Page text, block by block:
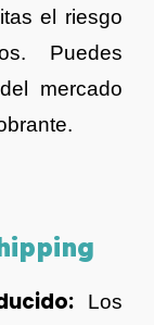
el riesgo
Puedes
mercado
Los